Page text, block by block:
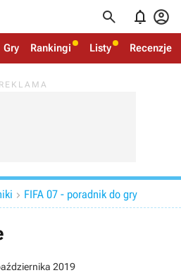
  
Gry Rankingi Listy Recenzje
 FIFA 07 - poradnik do gry
2019